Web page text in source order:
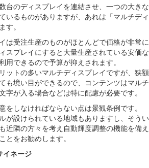
台のディスプレイを連結させ、一つの大きな
いるものがありますが、あれは「マルチディ
す。
は受注生産のものがほとんどで価格が非常に
スプレイにすると大量生産されている安価な
用できるので予算が抑えされます。
ットの多いマルチディスプレイですが、狭額
も境い目ができるので、コンテンツはマルチ
字が入る場合などは特に配慮が必要です。
をしなければならない点は景観条例です。
が設けられている地域もありますし、そうい
近隣の方々を考え自動輝度調整の機能を備え
とをお勧めします。
イネージ